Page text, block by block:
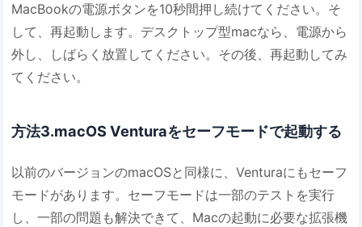
MacBookの電源ボタンを10秒間押し続けてください。そ
して、再起動します。デスクトップ型macなら、電源から
外し、しばらく放置してください。その後、再起動してみ
てください。
方法3.macOS Venturaをセーフモードで起動する
以前のバージョンのmacOSと同様に、Venturaにもセーフ
モードがあります。セーフモードは一部のテストを実行
し、一部の問題も解決できて、Macの起動に必要な拡張機